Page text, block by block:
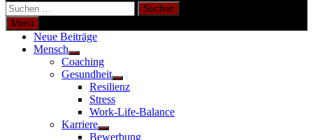
Suchen
nach:
Menü
Neue Beiträge
Mensch
Untermenü
anzeigen
Coaching
Gesundheit
Untermenü
anzeigen
Resilienz
Stress
Work-Life-Balance
Karriere
Untermenü
Bewerbung